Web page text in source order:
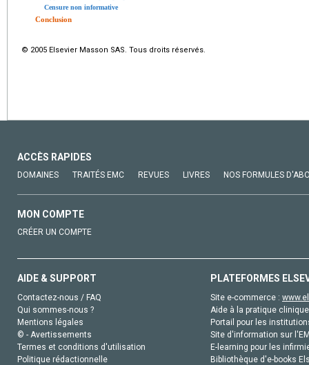
Censure non informative
Conclusion
© 2005 Elsevier Masson SAS. Tous droits réservés.
ACCÈS RAPIDES
DOMAINES TRAITÉS EMC REVUES LIVRES NOS FORMULES
MON COMPTE
CRÉER UN COMPTE
AIDE & SUPPORT
Contactez-nous / FAQ
Qui sommes-nous ?
Mentions légales
© - Avertissements
Termes et conditions d'utilisation
Politique rédactionnelle
PLATEFORMES
Site e-commerce :
Aide à la pratique
Portail pour les
Site d'information sur
E-learning pour les
Bibliothèque d'e-books